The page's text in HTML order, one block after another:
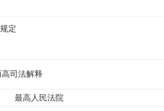
定
司法解释
民法